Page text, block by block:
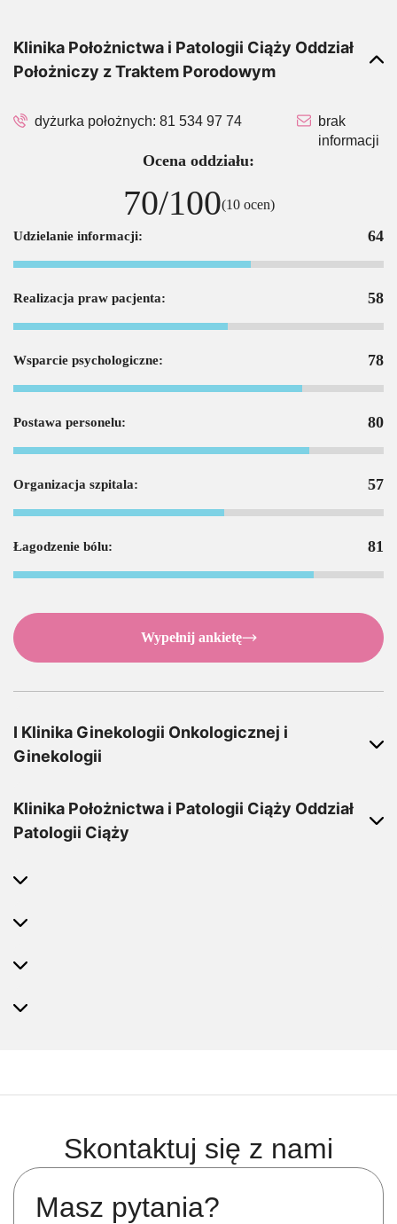
Klinika Położnictwa i Patologii Ciąży Oddział
Położniczy z Traktem Porodowym
I Klinika Ginekologii Onkologicznej i
Ginekologii
Klinika Położnictwa i Patologii Ciąży Oddział
Patologii Ciąży
dyżurka położnych: 81 534 97 74
brak
informacji
Ocena oddziału:
70/100(10 ocen)
Udzielanie informacji: 64
Realizacja praw pacjenta: 58
Wsparcie psychologiczne: 78
Postawa personelu: 80
Organizacja szpitala: 57
Łagodzenie bólu: 81
Wypełnij ankietę
Skontaktuj się z nami
Masz pytania?